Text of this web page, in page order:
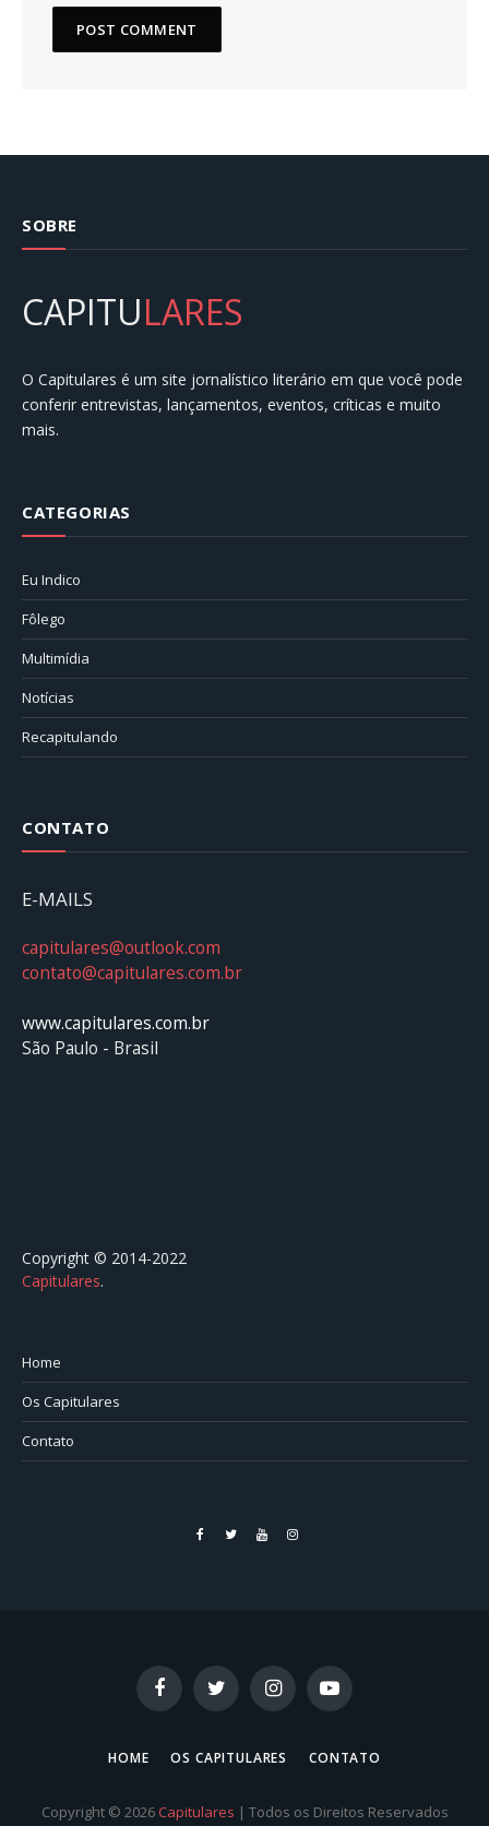
SOBRE
CAPITULARES
O Capitulares é um site jornalístico literário em que você pode
conferir entrevistas, lançamentos, eventos, críticas e muito
mais.
CATEGORIAS
Eu Indico
Fôlego
Multimídia
Notícias
Recapitulando
CONTATO
E-MAILS
capitulares@outlook.com
contato@capitulares.com.br
www.capitulares.com.br
São Paulo - Brasil
Copyright © 2014-2022
Capitulares.⠀⠀⠀⠀⠀⠀⠀⠀⠀⠀⠀⠀⠀⠀⠀⠀⠀⠀⠀⠀⠀⠀⠀⠀⠀⠀⠀
Home
Os Capitulares
Contato
FacebookTwitterYouTubeInstagram
FacebookTwitter InstagramYouTube
HOME OS CAPITULARES CONTATO
Copyright © 2026 Capitulares | Todos os Direitos Reservados